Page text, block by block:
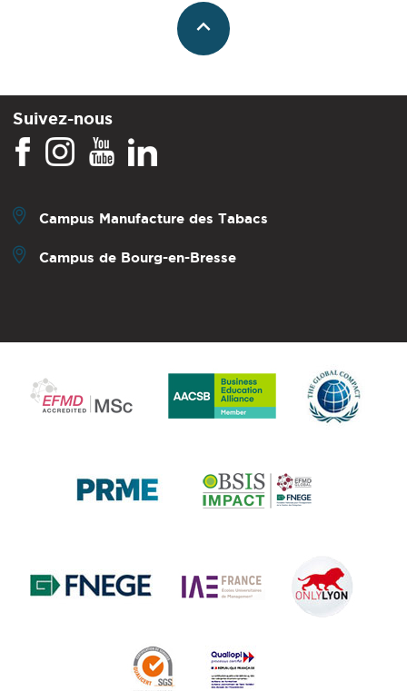
Suivez-nous
Campus Manufacture des Tabacs
Campus de Bourg-en-Bresse